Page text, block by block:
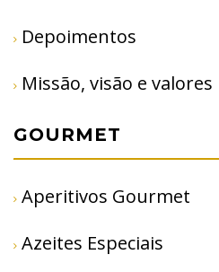
Depoimentos
Missão, visão e valores
GOURMET
Aperitivos Gourmet
Azeites Especiais